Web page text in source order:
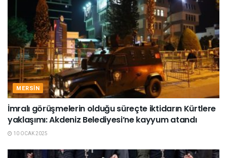
MERSIN
İmralı görüşmelerin olduğu süreçte iktidarın Kürtlere
yaklaşımı: Akdeniz Belediyesi’ne kayyum atandı
10 OCAK 2025